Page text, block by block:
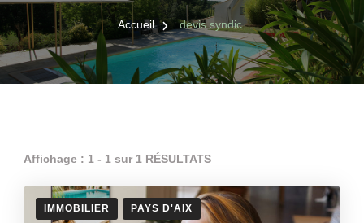
Accueil devis syndic
Affichage : 1 - 1 sur 1 RÉSULTATS
IMMOBILIER PAYS D'AIX